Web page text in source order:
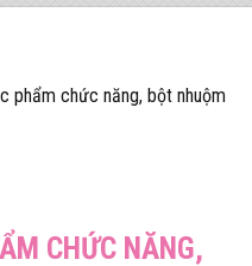
phẩm chức năng, bột nhuộm
CHỨC NĂNG,